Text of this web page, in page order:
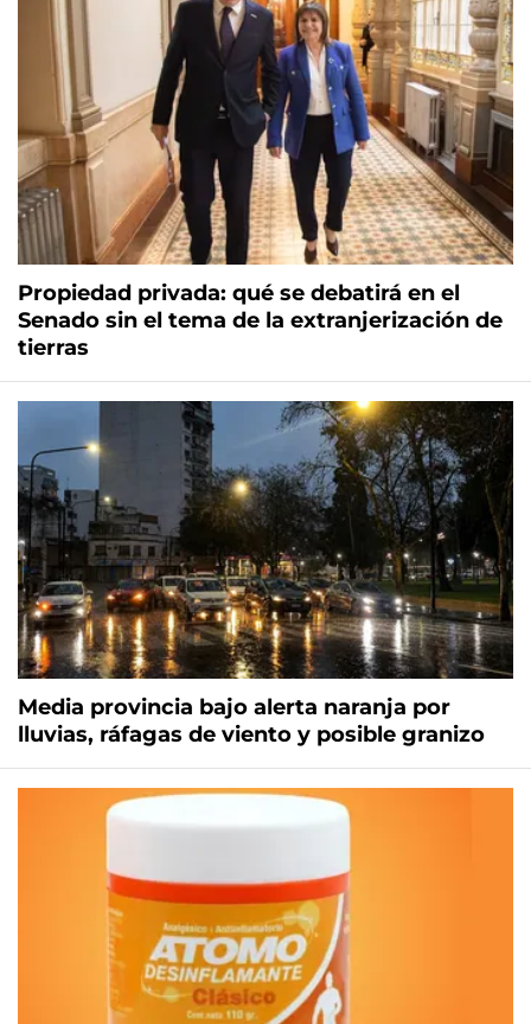
Propiedad privada: qué se debatirá en el
Senado sin el tema de la extranjerización de
tierras
Media provincia bajo alerta naranja por
lluvias, ráfagas de viento y posible granizo